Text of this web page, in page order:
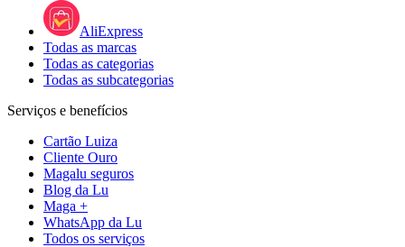
AliExpress
Todas as marcas
Todas as categorias
Todas as subcategorias
Serviços e benefícios
Cartão Luiza
Cliente Ouro
Magalu seguros
Blog da Lu
Maga +
WhatsApp da Lu
Todos os serviços